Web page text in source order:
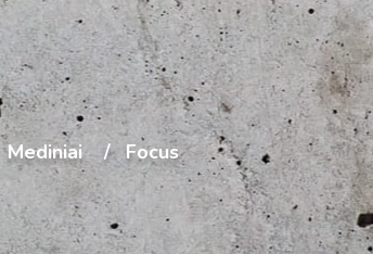
Mediniai Focus